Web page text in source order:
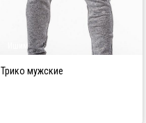
Ишим
Трико мужские